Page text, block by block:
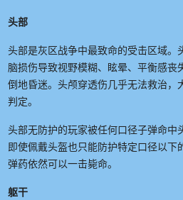
头部
头部是灰区战争中最致命的受击区域。
脑损伤导致视野模糊、眩晕、平衡感丧
倒地昏迷。头颅穿透伤几乎无法救治，
判定。
头部无防护的玩家被任何口径子弹命中
即使佩戴头盔也只能防护特定口径以下
弹药依然可以一击毙命。
躯干